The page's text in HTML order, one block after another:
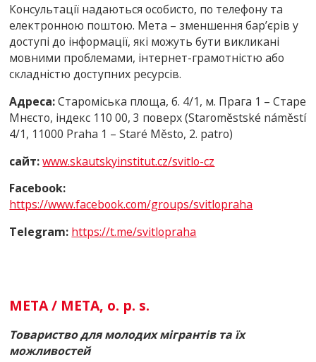
Консультації надаються особисто, по телефону та
електронною поштою. Мета – зменшення бар’єрів у
доступі до інформації, які можуть бути викликані
мовними проблемами, інтернет-грамотністю або
складністю доступних ресурсів.
Адреса:Староміська площа, б. 4/1, м. Прага 1 – Старе
Мнєсто, індекс 110 00, 3 поверх (Staroměstské náměstí
4/1, 11000 Praha 1 – Staré Město, 2. patro)
сайт: www.skautskyinstitut.cz/svitlo-cz
Facebook:
https://www.facebook.com/groups/svitlopraha
Telegram: https://t.me/svitlopraha
МЕТА / META, o. p. s.
Товариство длямолодих мігрантів та їх
можливостей